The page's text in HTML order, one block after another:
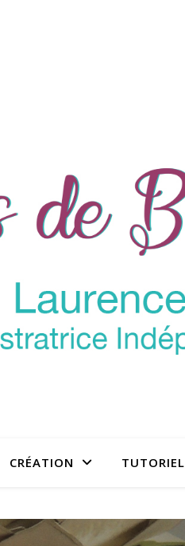
CRÉATION TUTORIEL